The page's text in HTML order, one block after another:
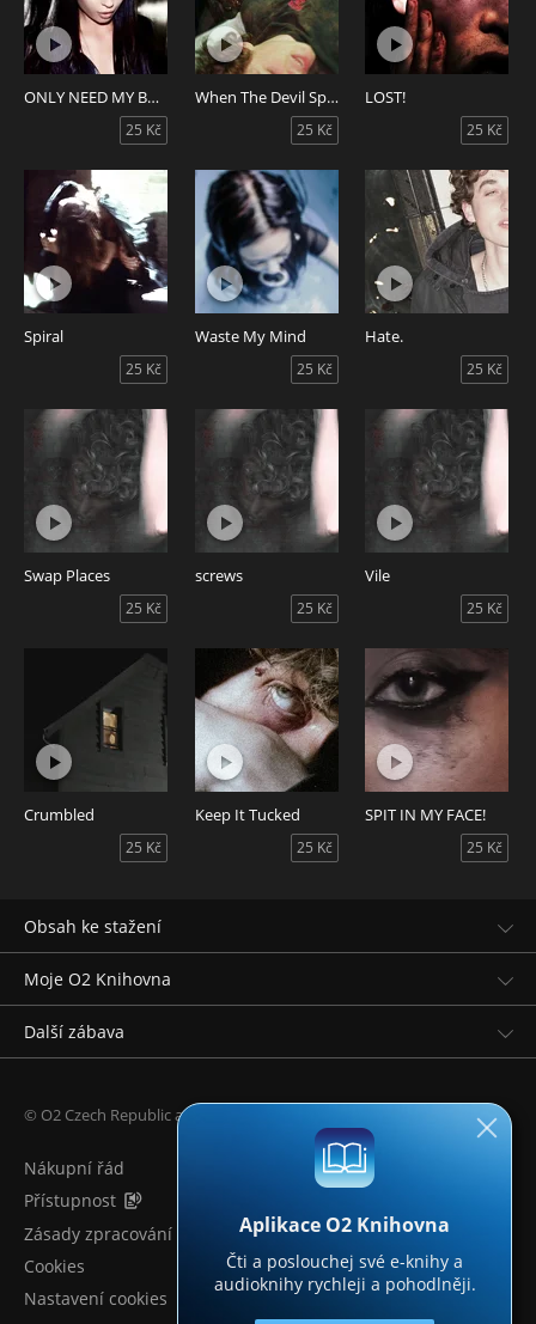
ONLY NEED MY BABY! (SMOAGT)
25 Kč
When The Devil Speaks…
25 Kč
LOST!
25 Kč
Spiral
25 Kč
Waste My Mind
25 Kč
Hate.
25 Kč
Swap Places
25 Kč
screws
25 Kč
Vile
25 Kč
Crumbled
25 Kč
Keep It Tucked
25 Kč
SPIT IN MY FACE!
25 Kč
Obsah ke stažení
Moje O2 Knihovna
Další zábava
© O2 Czech Republic a.s.
Nákupní řád
Přístupnost
Zásady zpracování osobních údajů
Cookies
Nastavení cookies
Aplikace O2 Knihovna
Čti a poslouchej své e-knihy a
audioknihy rychleji a pohodlněji.